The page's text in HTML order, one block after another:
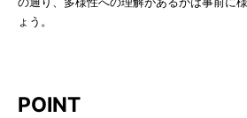
ょう。
POINT